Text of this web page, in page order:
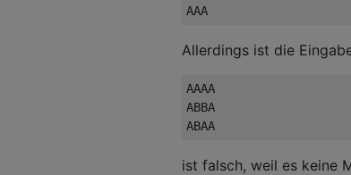
Allerdings ist die
AAAA
ABBA
ist falsch, weil es keine